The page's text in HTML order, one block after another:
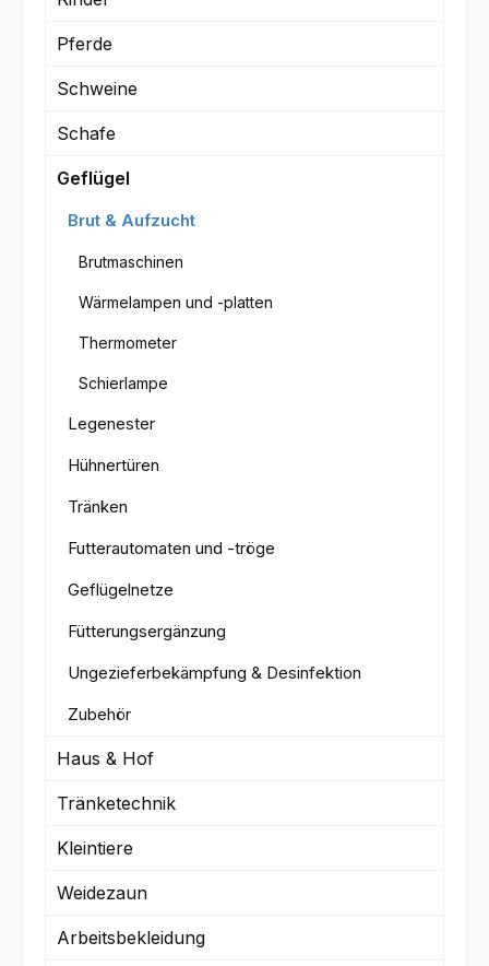
Pferde
Schweine
Schafe
Geflügel
Brut & Aufzucht
Brutmaschinen
Wärmelampen und -platten
Thermometer
Schierlampe
Legenester
Hühnertüren
Tränken
Futterautomaten und -tröge
Geflügelnetze
Fütterungsergänzung
Ungezieferbekämpfung & Desinfektion
Zubehör
Haus & Hof
Tränketechnik
Kleintiere
Weidezaun
Arbeitsbekleidung